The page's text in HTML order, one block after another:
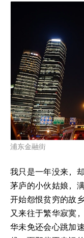
浦东金融街
我只是一年没来，
茅庐的小伙姑娘，
开始怨恨贫穷的故
又来往于繁华寂寞
华未免还会心跳加